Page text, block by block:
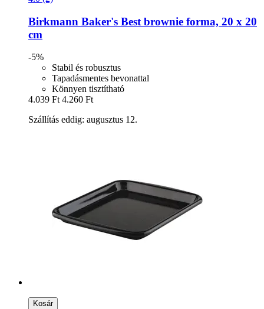
Birkmann Baker's Best brownie forma, 20 x 20
cm
-5%
Stabil és robusztus
Tapadásmentes bevonattal
Könnyen tisztítható
4.039 Ft 4.260 Ft
Szállítás eddig: augusztus 12.
Kosár